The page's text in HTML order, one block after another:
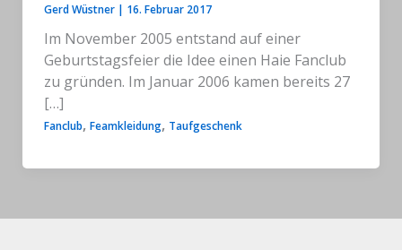
Gerd Wüstner | 16. Februar 2017
Im November 2005 entstand auf einer
Geburtstagsfeier die Idee einen Haie Fanclub
zu gründen. Im Januar 2006 kamen bereits 27
[…]
Fanclub, Feamkleidung, Taufgeschenk